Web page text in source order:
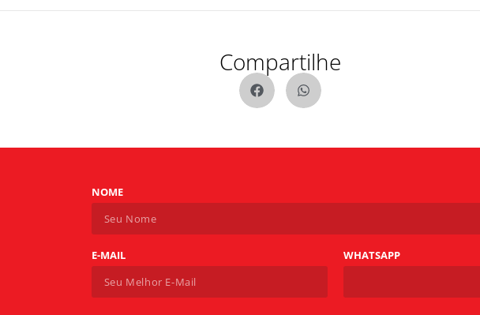
Compartilhe
NOME
E-MAIL WHATSAPP